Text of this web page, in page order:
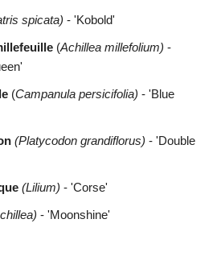
spicata) - 'Kobold'
(Achillea millefolium) -
(Campanula persicifolia) - 'Blue
(Platycodon grandiflorus) - 'Double
(Lilium) - 'Corse'
- 'Moonshine'